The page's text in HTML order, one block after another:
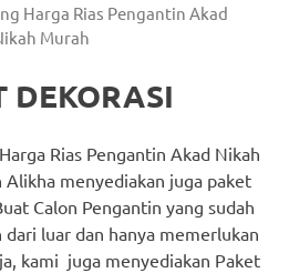
Harga Rias Pengantin Akad
Murah
DEKORASI
Rias Pengantin Akad Nikah
Alikha menyediakan juga paket
Calon Pengantin yang sudah
luar dan hanya memerlukan
kami juga menyediakan Paket